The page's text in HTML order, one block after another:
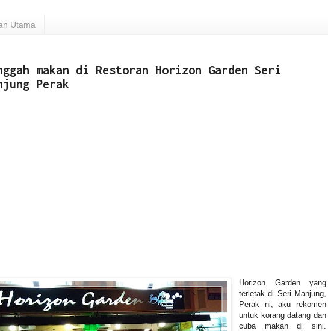
Utama
makan di Restoran Horizon Garden Seri
Perak
Horizon Garden yang
terletak di Seri Manjung,
Perak ni, aku rekomen
untuk korang datang dan
cuba makan di sini.